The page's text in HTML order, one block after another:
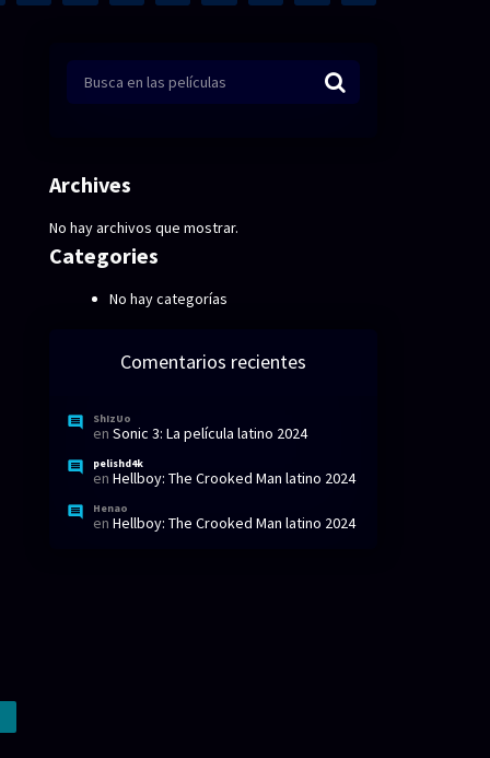
Archives
No hay archivos que mostrar.
Categories
No hay categorías
Comentarios recientes
ShIzUo
en Sonic 3: La película latino 2024
pelishd4k
en Hellboy: The Crooked Man latino 2024
Henao
en Hellboy: The Crooked Man latino 2024